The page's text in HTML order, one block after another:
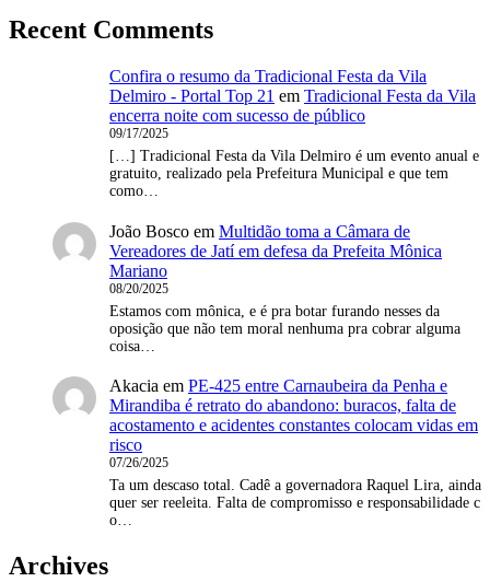
Recent Comments
Confira o resumo da Tradicional Festa da Vila
Delmiro - Portal Top 21 em Tradicional Festa da Vila
encerra noite com sucesso de público
09/17/2025
[…] Tradicional Festa da Vila Delmiro é um evento anual e
gratuito, realizado pela Prefeitura Municipal e que tem
como…
João Bosco em Multidão toma a Câmara de
Vereadores de Jatí em defesa da Prefeita Mônica
Mariano
08/20/2025
Estamos com mônica, e é pra botar furando nesses da
oposição que não tem moral nenhuma pra cobrar alguma
coisa…
Akacia em PE-425 entre Carnaubeira da Penha e
Mirandiba é retrato do abandono: buracos, falta de
acostamento e acidentes constantes colocam vidas em
risco
07/26/2025
Ta um descaso total. Cadê a governadora Raquel Lira, ainda
quer ser reeleita. Falta de compromisso e responsabilidade c
o…
Archives